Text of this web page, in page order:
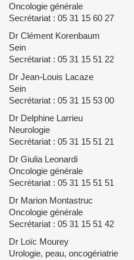
Oncologie générale
Secrétariat : 05 31 15 60 27
Dr Clément Korenbaum
Sein
Secrétariat : 05 31 15 51 22
Dr Jean-Louis Lacaze
Sein
Secrétariat : 05 31 15 53 00
Dr Delphine Larrieu
Neurologie
Secrétariat : 05 31 15 51 21
Dr Giulia Leonardi
Oncologie générale
Secrétariat : 05 31 15 51 51
Dr Marion Montastruc
Oncologie générale
Secrétariat : 05 31 15 51 42
Dr Loïc Mourey
Urologie, peau, oncogériatrie